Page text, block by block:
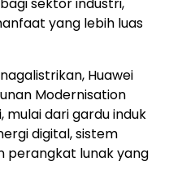
sektor industri,
yang lebih luas
Huawei
Modernisation
mulai dari gardu induk
digital, sistem
perangkat lunak yang